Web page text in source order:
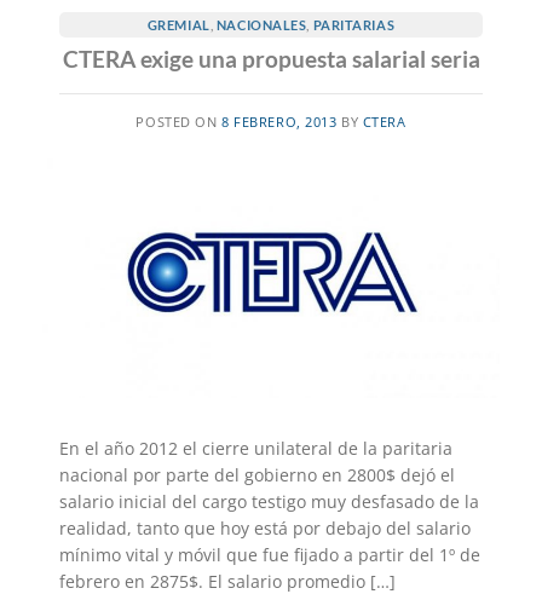
GREMIAL NACIONALES PARITARIAS
CTERA exige una propuesta salarial seria
POSTED ON8 FEBRERO, 2013 BY CTERA
En el año 2012 el cierre unilateral de la paritaria
nacional por parte del gobierno en 2800$ dejó el
salario inicial del cargo testigo muy desfasado de la
realidad, tanto que hoy está por debajo del salario
mínimo vital y móvil que fue fijado a partir del 1º de
febrero en 2875$. El salario promedio […]